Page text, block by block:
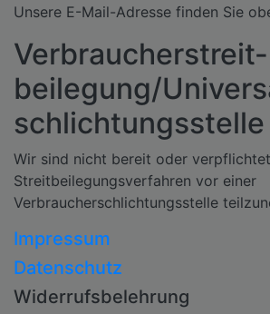
Unsere E-Mail-Adresse finden Sie
Verbraucher­streit­
beilegung/
schlichtungs­stelle
Wir sind nicht bereit oder
Streitbeilegungsverfahren vor einer
Verbraucherschlichtungsstelle
Impressum
Datenschutz
Widerrufsbelehrung